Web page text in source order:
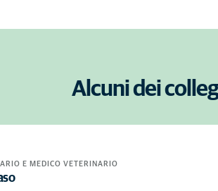
Alcuni dei
E MEDICO VETERINARIO